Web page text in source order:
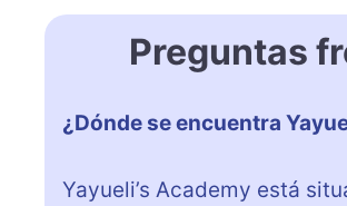
Preguntas
¿Dónde se encuentra
Yayueli’s Academy está